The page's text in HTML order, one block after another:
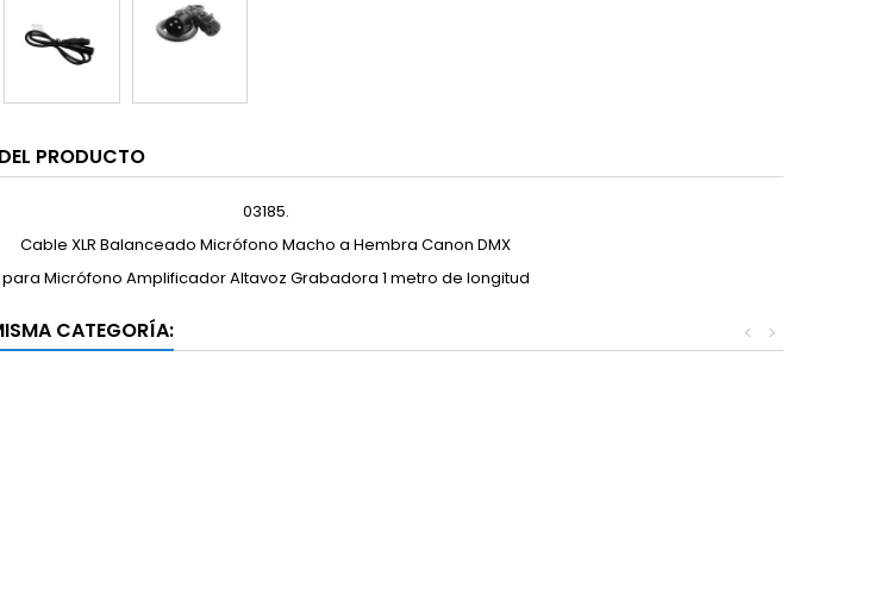
PRODUCTO
03185.
Cable XLR Balanceado Micrófono Macho a Hembra Canon DMX
para Micrófono Amplificador Altavoz Grabadora 1 metro de longitud
CATEGORÍA: >
<